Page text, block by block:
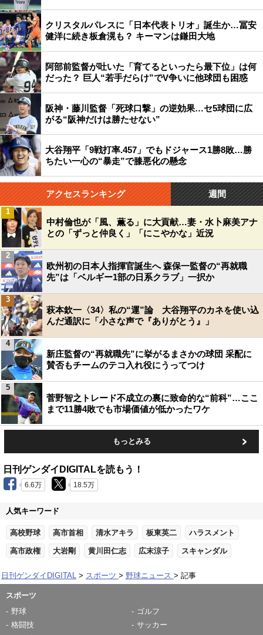
クリスタルパレスに「日本代表トリオ」誕生か…冨安
健洋に続き板倉滉も？ キーマンは鎌田大地
阿部前監督が吐いた「育てるといったら最下位」は何
だった？ 巨人“若手だらけ”でV争いに他球団も困惑
阪神・藤川監督「死球口撃」の逆効果…セ5球団に広
がる“阪神だけは勝たせない”
大谷翔平「9戦打率.457」でもドジャース1勝8敗…勝
ちたい一心の“暴走”で膝悪化の懸念
アクセスランキング 週間
中村倫也が「風、薫る」に大貢献…妻・水卜麻美アナ
との「ずっと仲良く」「にこやかな」近況
1
欧州初の日本人指揮官誕生へ 森保一監督の“再就職
先”は「ベルギー1部の日系クラブ」一択か
2
萩本欽一〈34〉私の“運”論 大谷翔平のカネを使い込
んだ通訳に「小さな声で『ありがとう』」
3
新庄監督の“再就職先”に挙がるまさかの球団 采配に
賛否もチームのテコ入れ役にうってつけ
4
菅野智之トレード不成立の裏に致命的な“前科”…ここ
まで11勝4敗でも市場価値が低かったワケ
5
もっとみる
日刊ゲンダイDIGITALを読もう！
6.6万 18.5万
人気キーワード
高校野球 高市首相 清水アキラ 板東英二 ハラスメント
高市政権 大岩剛 黄川田仁志 広末涼子 スキャンダル
日刊ゲンダイDIGITAL スポーツ 野球ニュース 記事
スポーツ
野球
ゴルフ
格闘技
サッカー